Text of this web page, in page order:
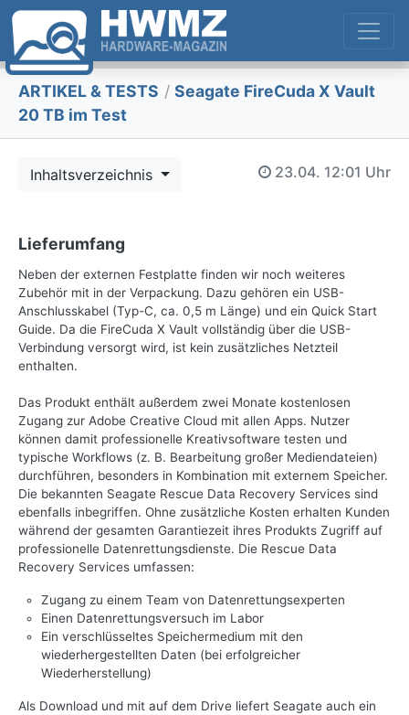
ARTIKEL & TESTS / Seagate FireCuda X Vault
20 TB im Test
Inhaltsverzeichnis 23.04. 12:01 Uhr
Lieferumfang
Neben der externen Festplatte finden wir noch weiteres
Zubehör mit in der Verpackung. Dazu gehören ein USB-
Anschlusskabel (Typ-C, ca. 0,5 m Länge) und ein Quick Start
Guide. Da die FireCuda X Vault vollständig über die USB-
Verbindung versorgt wird, ist kein zusätzliches Netzteil
enthalten.
Das Produkt enthält außerdem zwei Monate kostenlosen
Zugang zur Adobe Creative Cloud mit allen Apps. Nutzer
können damit professionelle Kreativsoftware testen und
typische Workflows (z. B. Bearbeitung großer Mediendateien)
durchführen, besonders in Kombination mit externem Speicher.
Die bekannten Seagate Rescue Data Recovery Services sind
ebenfalls inbegriffen. Ohne zusätzliche Kosten erhalten Kunden
während der gesamten Garantiezeit ihres Produkts Zugriff auf
professionelle Datenrettungsdienste. Die Rescue Data
Recovery Services umfassen:
Zugang zu einem Team von Datenrettungsexperten
Einen Datenrettungsversuch im Labor
Ein verschlüsseltes Speichermedium mit den
wiederhergestellten Daten (bei erfolgreicher
Wiederherstellung)
Als Download und mit auf dem Drive liefert Seagate auch ein